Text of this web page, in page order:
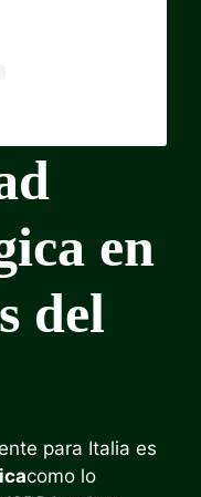
en
del
para Italia es
como lo